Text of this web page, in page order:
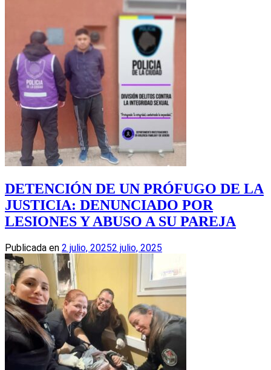
DETENCIÓN DE UN PRÓFUGO DE LA
JUSTICIA: DENUNCIADO POR
LESIONES Y ABUSO A SU PAREJA
Publicada en 2 julio, 20252 julio, 2025